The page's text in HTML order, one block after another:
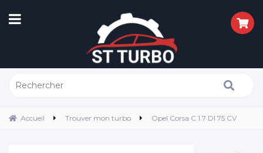
Accueil Trouver mon turbo Opel Corsa C 1.7 DI 75 CV